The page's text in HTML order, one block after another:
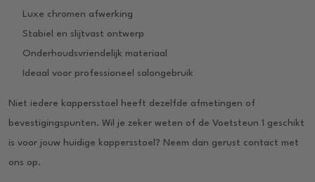
Luxe chromen afwerking
Stabiel en slijtvast ontwerp
Onderhoudsvriendelijk materiaal
Ideaal voor professioneel salongebruik
Niet iedere kappersstoel heeft dezelfde afmetingen of
bevestigingspunten. Wil je zeker weten of de Voetsteun 1 geschikt
is voor jouw huidige kappersstoel? Neem dan gerust contact met
ons op.